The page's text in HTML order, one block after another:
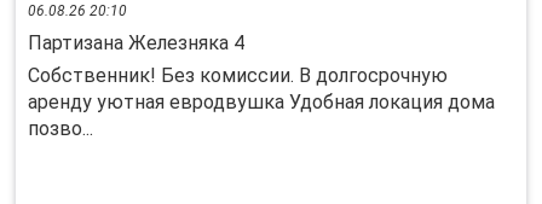
06.08.26 20:10
Партизана Железняка 4
Собственник! Без комиссии. В долгосрочную
аренду уютная евродвушка Удобная локация дома
позво...